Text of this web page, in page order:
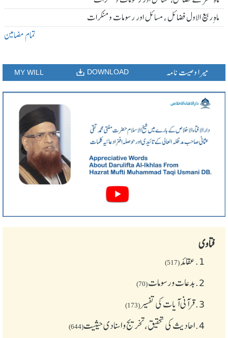
ماہ ِربیع الاول فضائل ، مسائل اور رسومات و منکرات
تمام مضامین
MY WILL DOWNLOAD میرا وصیت نامہ
فتاوی
1. عقائد(517)
2. بدعات و رسومات(70)
3. قرآنی آیات کی تفسیر(173)
4. احادیث کی تحقیق، تخریج و اسنادی حیثیت(644)